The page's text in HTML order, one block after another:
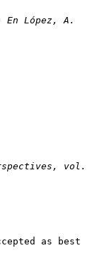
López, A.
vol.
as best